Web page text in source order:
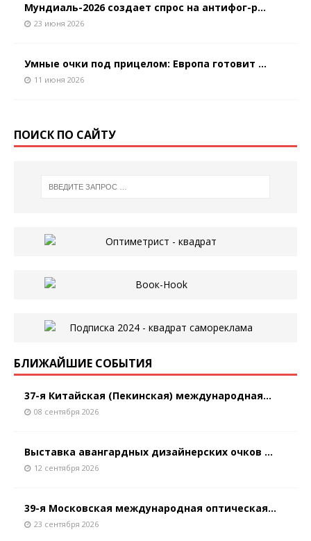
Мундиаль-2026 создает спрос на антифог-р...
23 июня 2026
Умные очки под прицелом: Европа готовит ...
11 июня 2026
ПОИСК ПО САЙТУ
БЛИЖАЙШИЕ СОБЫТИЯ
37-я Китайская (Пекинская) международная...
08 сентября 2026
Выставка авангардных дизайнерских очков ...
12 сентября 2026
39-я Московская международная оптическая...
23 сентября 2026